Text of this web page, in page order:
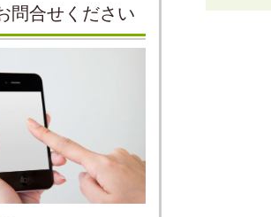
問合せください